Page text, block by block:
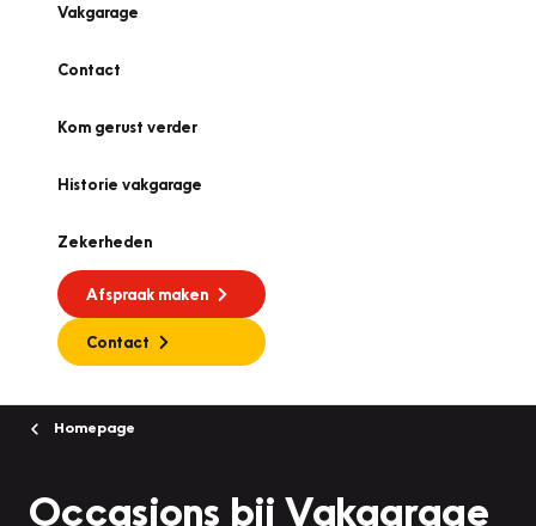
Vakgarage
Contact
Kom gerust verder
Historie vakgarage
Zekerheden
Afspraak maken
Contact
Homepage
Occasions bij Vakgarage